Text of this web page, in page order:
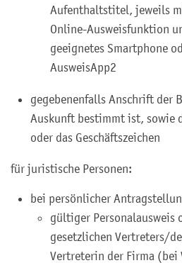
Aufenthaltstitel, jeweils
Online-Ausweisfunktion
geeignetes Smartphone
AusweisApp2
gegebenenfalls Anschrift der
Auskunft bestimmt ist, sowie
oder das Geschäftszeichen
für juristische Personen:
bei persönlicher
gültiger Personalausweis
gesetzlichen Vertreters/
Vertreterin der Firma (bei